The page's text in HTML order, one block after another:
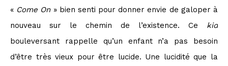
« Come On » bien senti pour donner envie de galoper à
nouveau sur le chemin de l’existence. Ce kid
bouleversant rappelle qu’un enfant n’a pas besoin
d’être très vieux pour être lucide. Une lucidité que la